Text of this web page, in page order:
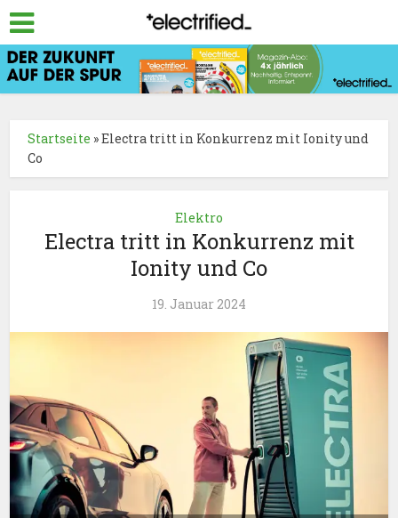
Startseite »Electra tritt in Konkurrenz mit Ionity und
Co
Elektro
Electra tritt in Konkurrenz mit
Ionity und Co
19. Januar 2024